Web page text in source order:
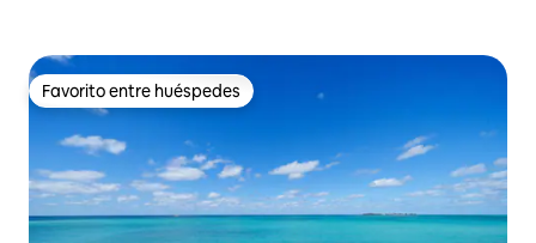
Favorito entre huéspedes
Favorito entre huéspedes